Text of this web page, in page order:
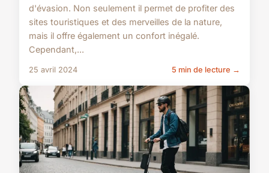
d'évasion. Non seulement il permet de profiter des
sites touristiques et des merveilles de la nature,
mais il offre également un confort inégalé.
Cependant,...
25 avril 2024 5 min de lecture →